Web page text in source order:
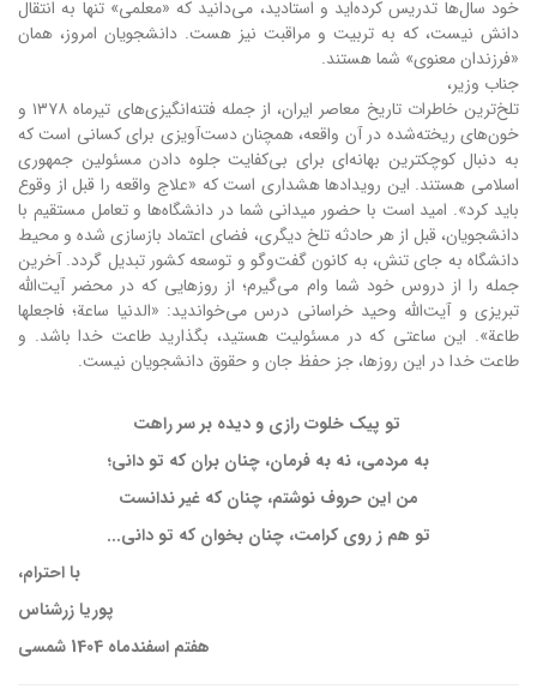
خود سال‌ها تدریس کرده‌اید و استادید، می‌دانید که «معلمی» تنها به انتقال
دانش نیست، که به تربیت و مراقبت نیز هست. دانشجویان امروز، همان
«فرزندان معنوی» شما هستند.
جناب وزیر،
تلخ‌ترین خاطرات تاریخ معاصر ایران، از جمله فتنه‌انگیزی‌های تیرماه ۱۳۷۸ و
خون‌های ریخته‌شده در آن واقعه، همچنان دست‌آویزی برای کسانی است که
به دنبال کوچکترین بهانه‌ای برای بی‌کفایت جلوه دادن مسئولین جمهوری
اسلامی هستند. این رویدادها هشداری است که «علاج واقعه را قبل از وقوع
باید کرد». امید است با حضور میدانی شما در دانشگاه‌ها و تعامل مستقیم با
دانشجویان، قبل از هر حادثه تلخ دیگری، فضای اعتماد بازسازی شده و محیط
دانشگاه به جای تنش، به کانون گفت‌وگو و توسعه کشور تبدیل گردد.آخرین
جمله را از دروس خود شما وام می‌گیرم؛ از روزهایی که در محضر آیت‌الله
تبریزی و آیت‌الله وحید خراسانی درس می‌خواندید: «الدنیا ساعة؛ فاجعلها
طاعة». این ساعتی که در مسئولیت هستید، بگذارید طاعت خدا باشد. و
طاعت خدا در این روزها، جز حفظ جان و حقوق دانشجویان نیست.
تو پیک خلوت رازی و دیده بر سر راهت
به مردمی، نه به فرمان، چنان بران که تو دانی؛
من این حروف نوشتم، چنان که غیر ندانست
تو هم ز روی کرامت، چنان بخوان که تو دانی...
با احترام،
پوریا زرشناس
هفتم اسفندماه 1404 شمسی